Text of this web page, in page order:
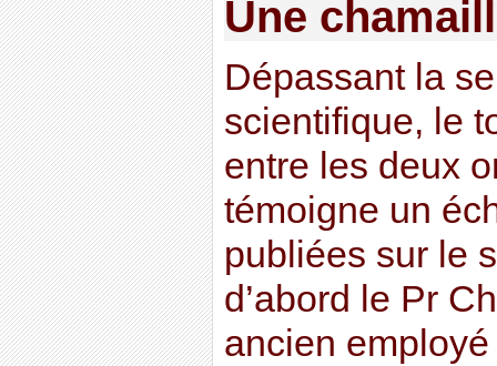
Une
Dépassant la
scientifique, le
entre les deux
témoigne un
publiées sur le
d’abord le Pr
ancien